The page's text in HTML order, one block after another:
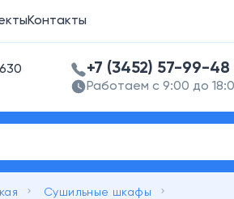
Контакты
+7 (3452) 57-99-48
Работаем с 9:00 до
keyboard_arrow_right Cушильные шкафы keyboard_arrow_right